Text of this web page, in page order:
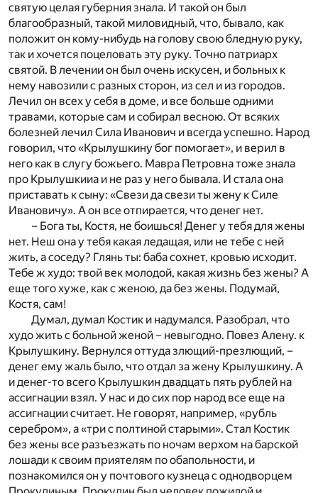
святую целая губерния знала. И такой он был
благообразный, такой миловидный, что, бывало, как
положит он кому-нибудь на голову свою бледную руку,
так и хочется поцеловать эту руку. Точно патриарх
святой. В лечении он был очень искусен, и больных к
нему навозили с разных сторон, из сел и из городов.
Лечил он всех у себя в доме, и все больше одними
травами, которые сам и собирал весною. От всяких
болезней лечил Сила Иванович и всегда успешно. Народ
говорил, что «Крылушкину бог помогает», и верил в
него как в слугу божьего. Мавра Петровна тоже знала
про Крылушкииа и не раз у него бывала. И стала она
приставать к сыну: «Свези да свези ты жену к Силе
Ивановичу». А он все отпирается, что денег нет.
– Бога ты, Костя, не боишься! Денег у тебя для жены
нет. Неш она у тебя какая ледащая, или не тебе с ней
жить, а соседу? Глянь ты: баба сохнет, кровью исходит.
Тебе ж худо: твой век молодой, какая жизнь без жены? А
еще того хуже, как с женою, да без жены. Подумай,
Костя, сам!
Думал, думал Костик и надумался. Разобрал, что
худо жить с больной женой – невыгодно. Повез Алену. к
Крылушкину. Вернулся оттуда злющий-презлющий, –
денег ему жаль было, что отдал за жену Крылушкину. А
и денег-то всего Крылушкин двадцать пять рублей на
ассигнации взял. У нас и до сих пор народ все еще на
ассигнации считает. Не говорят, например, «рубль
серебром», а «три с полтиной старыми». Стал Костик
без жены все разъезжать по ночам верхом на барской
лошади к своим приятелям по обапольности, и
познакомился он у почтового кузнеца с однодворцем